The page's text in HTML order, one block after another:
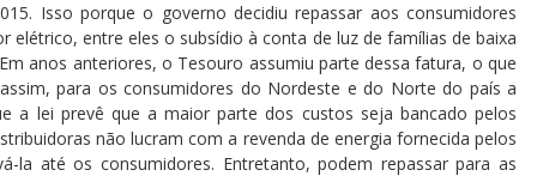
Isso porque o governo decidiu repassar aos consumidores
entre eles o subsídio à conta de luz de famílias de baixa
anos anteriores, o Tesouro assumiu parte dessa fatura, o que
para os consumidores do Nordeste e do Norte do país a
a lei prevê que a maior parte dos custos seja bancado pelos
não lucram com a revenda de energia fornecida pelos
la até os consumidores. Entretanto, podem repassar para as